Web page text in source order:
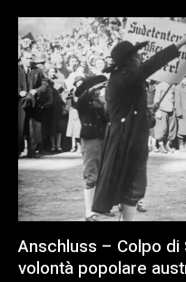
Anschluss – Colpo
volontà popolare